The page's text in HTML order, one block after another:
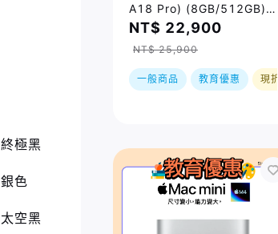
終極黑
銀色
太空黑
A18 Pro) (8GB/512GB) /
四色｜預購，到貨後依訂單
順序出貨
NT$ 22,900
NT$ 25,900
一般商品 教育優惠 現折